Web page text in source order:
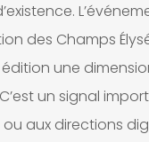
des Champs
une
un signal
aux directions